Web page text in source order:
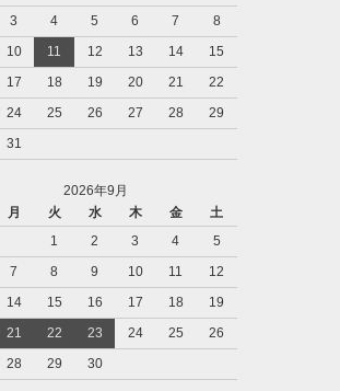
3 4 5 6 7
8
10 11 12 13 14
15
17 18 19 20 21
22
24 25 26 27 28
29
31
2026年9月
月 火 水 木 金
土
1
2 3 4
5
7 8 9 10 11
12
14 15 16 17 18
19
21 22 23 24 25
26
28 29 30